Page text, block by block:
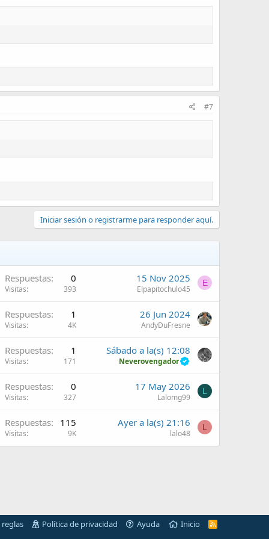
#7
Iniciar sesión o registrarme para responder aquí.
Respuestas 0
Visitas 393
15 Nov 2025
Elpapitochulo45
E
Respuestas 1
Visitas 4K
26 Jun 2024
AndyDuFresne
Respuestas 1
Visitas 171
Sábado a la(s) 12:08
Neverovengador
Respuestas 0
Visitas 327
17 May 2026
Lalomg99
L
Respuestas 115
Visitas 9K
Ayer a la(s) 21:16
lalo48
L
Política de privacidad Ayuda Inicio
R